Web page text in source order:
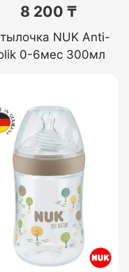
8 200 ₸
NUK Anti-
0-6мес 300мл